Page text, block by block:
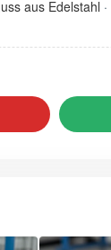
aus Edelstahl ·